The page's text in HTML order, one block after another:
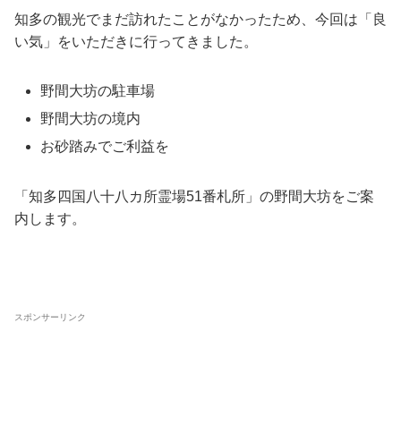
知多の観光でまだ訪れたことがなかったため、今回は「良
い気」をいただきに行ってきました。
野間大坊の駐車場
野間大坊の境内
お砂踏みでご利益を
「知多四国八十八カ所霊場51番札所」の野間大坊をご案
内します。
スポンサーリンク